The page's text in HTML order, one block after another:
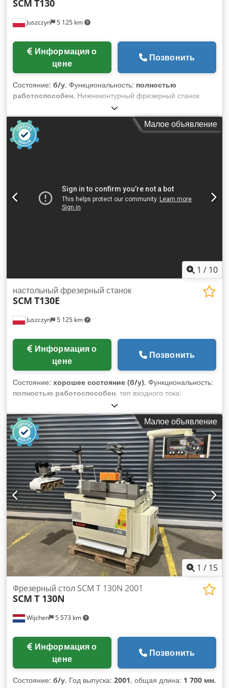
Juszczyn 5 125 km
SCM T130
цене
Позвонить
Состояние: б/у, Функциональность: полностью
работоспособен, Нижнеконтурный фрезерный станок
SCM T130 Диаметр шпинделя: 35 мм Общая длина
шпинделя: 160 мм Основной двигатель мощностью 5,5 кВт
Dkjdpfxszakgms Ahusr Скорости шпинделя сменные
ремнём: 3000/4500/6000/7000/10000 об/мин Шпиндель с
левым и правым вращением Электрический подъём
Малое объявление
1 / 10
Juszczyn 5 125 km
настольный фрезерный станок
SCM T130E
цене
Позвонить
Состояние: хорошее состояние (б/у), Функциональность:
полностью работоспособен, тип входного тока:
, диаметр шпинделя:
частота вращения:10 000 об/мин, минимальная частота
вращения (мин.):3 000 об/мин, тип регулировки высоты:
электрический, длина фрезерного шпинделя:140 мм,
Нижнефрезерный станок SCM T130E Диаметр шпинделя 30
мм Длина шпинделя 140 мм Переменная скорость
шпинделя 3000/4500/6000/7000/10000 об/мин Мощность
основного двигателя 7,5 кВт Электронная регулировка
высоты шпинделя с помощью переключателя Dkodpfx
Ahoxzylteusr 4-роликовая подача Регулировка скорости
подачи с помощью вариатора Сертификат CE Техническая
документация (DTR)
Малое объявление
1 / 15
Wijchen 5 573 km
Фрезерный стол SCM T 130N 2001
SCM T 130N
цене
Позвонить
Состояние: б/у, Год выпуска: 2001, общая длина: 1 700 мм,